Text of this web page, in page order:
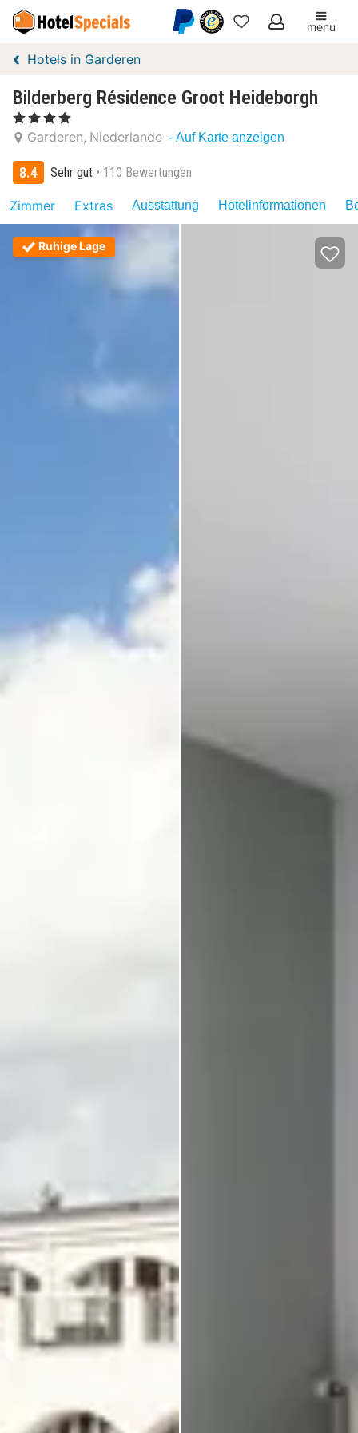
Meine
menu
Hotels in Garderen
Bilderberg Résidence Groot Heideborgh
, 4 Sterne
Garderen Niederlande - Auf Karte anzeigen
8.4 Sehr gut 110 Bewertungen
Zimmer Extras Ausstattung Hotelinformationen
Ruhige Lage